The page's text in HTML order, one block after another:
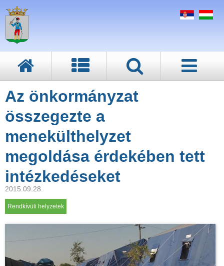
Az önkormányzat
összegezte a
menekülthelyzet
megoldása érdekében tett
intézkedéseket
2015.09.28.
Rendkívüli helyzetek